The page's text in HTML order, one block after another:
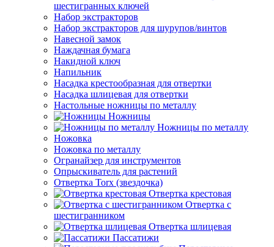
шестигранных ключей
Набор экстракторов
Набор экстракторов для шурупов/винтов
Навесной замок
Наждачная бумага
Накидной ключ
Напильник
Насадка крестообразная для отвертки
Насадка шлицевая для отвертки
Настольные ножницы по металлу
Ножницы
Ножницы по металлу
Ножовка
Ножовка по металлу
Огранайзер для инструментов
Опрыскиватель для растений
Отвертка Torx (звездочка)
Отвертка крестовая
Отвертка с
шестигранником
Отвертка шлицевая
Пассатижи